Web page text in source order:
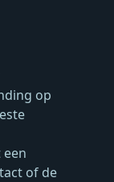
op
of de